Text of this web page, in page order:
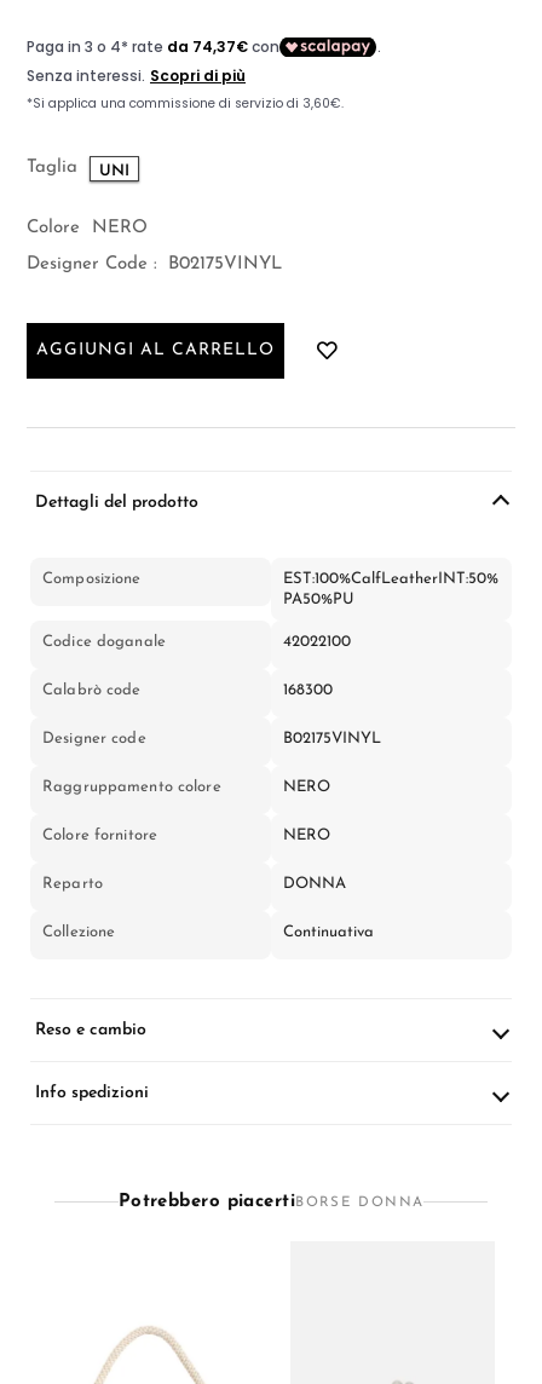
Taglia UNI
Colore
NERO
Designer Code :
B02175VINYL
AGGIUNGI AL CARRELLO
Dettagli del prodotto
Composizione
EST:100%CalfLeatherINT:50%
PA50%PU
Codice doganale 42022100
Calabrò code 168300
Designer code B02175VINYL
Raggruppamento colore NERO
Colore fornitore NERO
Reparto DONNA
Collezione Continuativa
Reso e cambio
Info spedizioni
Potrebbero piacertiBORSE DONNA